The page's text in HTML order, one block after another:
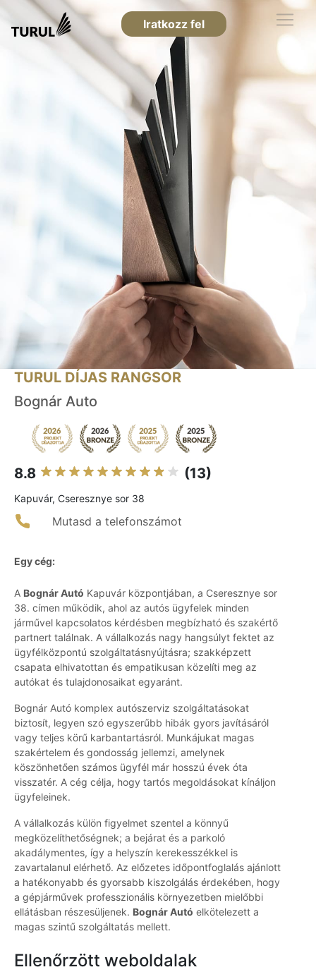
Iratkozz fel
TURUL DÍJAS RANGSOR
Bognár Auto
8.8 (13)
Kapuvár, Cseresznye sor 38
Mutasd a telefonszámot
Egy cég:
A Bognár Autó Kapuvár központjában, a Cseresznye sor
38. címen működik, ahol az autós ügyfelek minden
járművel kapcsolatos kérdésben megbízható és szakértő
partnert találnak. A vállalkozás nagy hangsúlyt fektet az
ügyfélközpontú szolgáltatásnyújtásra; szakképzett
csapata elhivatottan és empatikusan közelíti meg az
autókat és tulajdonosaikat egyaránt.
Bognár Autó komplex autószerviz szolgáltatásokat
biztosít, legyen szó egyszerűbb hibák gyors javításáról
vagy teljes körű karbantartásról. Munkájukat magas
szakértelem és gondosság jellemzi, amelynek
köszönhetően számos ügyfél már hosszú évek óta
visszatér. A cég célja, hogy tartós megoldásokat kínáljon
ügyfeleinek.
A vállalkozás külön figyelmet szentel a könnyű
megközelíthetőségnek; a bejárat és a parkoló
akadálymentes, így a helyszín kerekesszékkel is
zavartalanul elérhető. Az előzetes időpontfoglalás ajánlott
a hatékonyabb és gyorsabb kiszolgálás érdekében, hogy
a gépjárművek professzionális környezetben mielőbbi
ellátásban részesüljenek. Bognár Autó elkötelezett a
magas szintű szolgáltatás mellett.
Ellenőrzött weboldalak